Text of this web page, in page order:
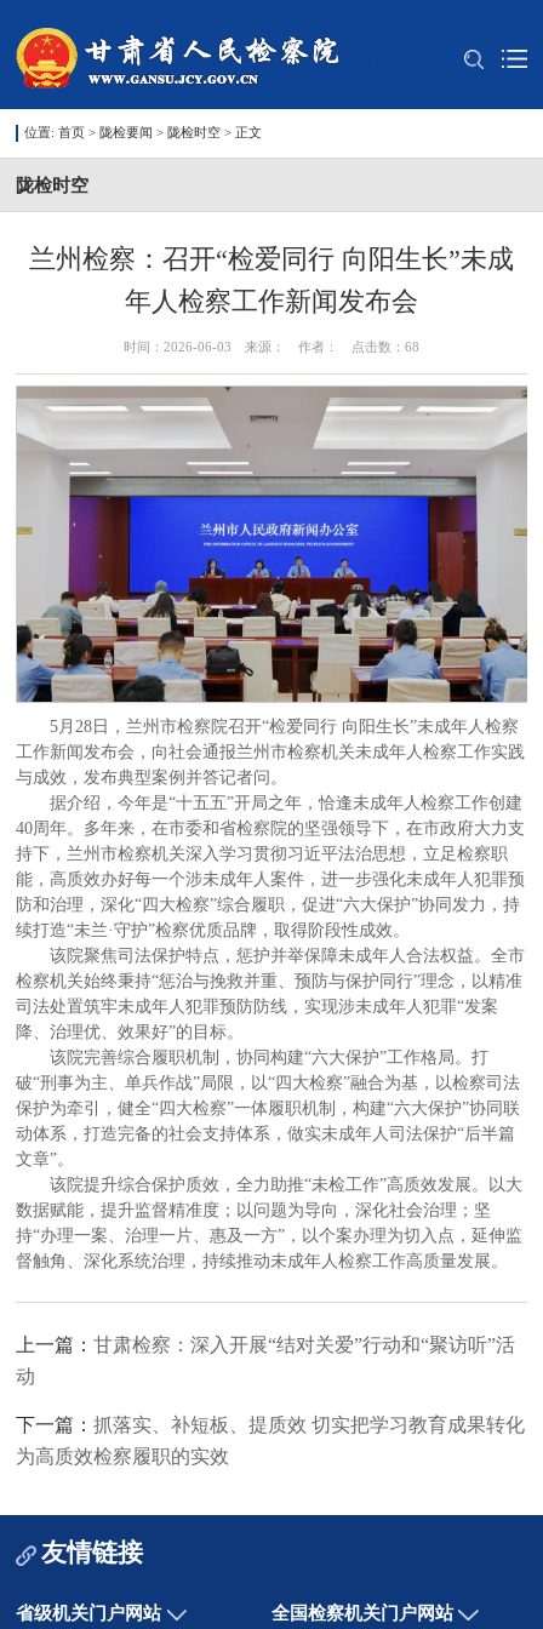
位置: 首页> 陇检要闻 > 陇检时空> 正文
陇检时空
兰州检察：召开“检爱同行 向阳生长”未成
年人检察工作新闻发布会
时间：2026-06-03 来源： 作者： 点击数： 68
5月28日，兰州市检察院召开“检爱同行 向阳生长”未成年人检察
工作新闻发布会，向社会通报兰州市检察机关未成年人检察工作实践
与成效，发布典型案例并答记者问。
据介绍，今年是“十五五”开局之年，恰逢未成年人检察工作创建
40周年。多年来，在市委和省检察院的坚强领导下，在市政府大力支
持下，兰州市检察机关深入学习贯彻习近平法治思想，立足检察职
能，高质效办好每一个涉未成年人案件，进一步强化未成年人犯罪预
防和治理，深化“四大检察”综合履职，促进“六大保护”协同发力，持
续打造“未兰·守护”检察优质品牌，取得阶段性成效。
该院聚焦司法保护特点，惩护并举保障未成年人合法权益。全市
检察机关始终秉持“惩治与挽救并重、预防与保护同行”理念，以精准
司法处置筑牢未成年人犯罪预防防线，实现涉未成年人犯罪“发案
降、治理优、效果好”的目标。
该院完善综合履职机制，协同构建“六大保护”工作格局。打
破“刑事为主、单兵作战”局限，以“四大检察”融合为基，以检察司法
保护为牵引，健全“四大检察”一体履职机制，构建“六大保护”协同联
动体系，打造完备的社会支持体系，做实未成年人司法保护“后半篇
文章”。
该院提升综合保护质效，全力助推“未检工作”高质效发展。以大
数据赋能，提升监督精准度；以问题为导向，深化社会治理；坚
持“办理一案、治理一片、惠及一方”，以个案办理为切入点，延伸监
督触角、深化系统治理，持续推动未成年人检察工作高质量发展。
上一篇：甘肃检察：深入开展“结对关爱”行动和“聚访听”活
动
下一篇：抓落实、补短板、提质效 切实把学习教育成果转化
为高质效检察履职的实效
友情链接
省级机关门户网站 全国检察机关门户网站